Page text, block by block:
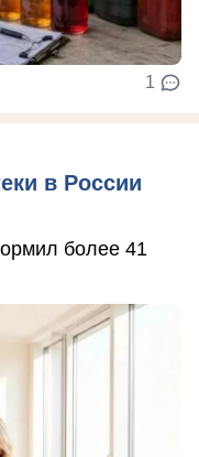
1
в России
более 41